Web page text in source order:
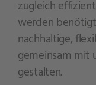
zugleich
werden
nachhaltige,
gemeinsam mit
gestalten.